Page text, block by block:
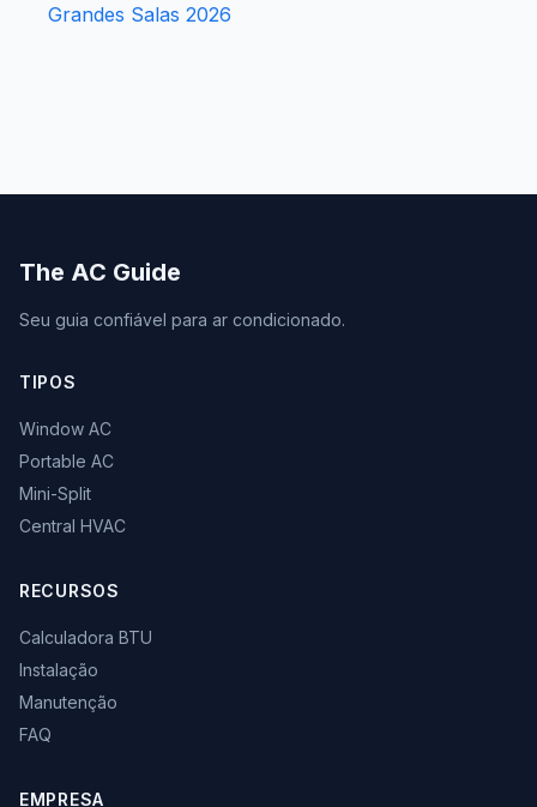
Grandes Salas 2026
The AC Guide
Seu guia confiável para ar condicionado.
TIPOS
Window AC
Portable AC
Mini-Split
Central HVAC
RECURSOS
Calculadora BTU
Instalação
Manutenção
FAQ
EMPRESA